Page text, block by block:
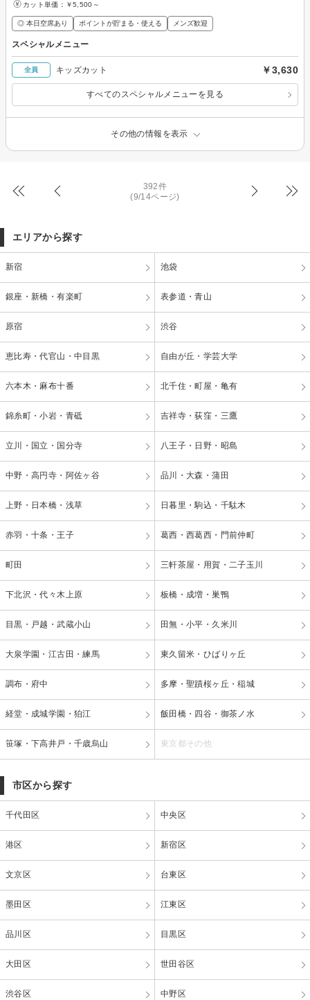
カット単価： ￥5,500～
◎ 本日空席あり ポイントが貯まる・使える メンズ歓迎
スペシャルメニュー
全員 キッズカット ￥3,630
すべてのスペシャルメニューを見る
その他の情報を表示
392件
(9/14ページ)
エリアから探す
新宿 池袋
銀座・新橋・有楽町 表参道・青山
原宿 渋谷
恵比寿・代官山・中目黒 自由が丘・学芸大学
六本木・麻布十番 北千住・町屋・亀有
錦糸町・小岩・青砥 吉祥寺・荻窪・三鷹
立川・国立・国分寺 八王子・日野・昭島
中野・高円寺・阿佐ヶ谷 品川・大森・蒲田
上野・日本橋・浅草 日暮里・駒込・千駄木
赤羽・十条・王子 葛西・西葛西・門前仲町
町田 三軒茶屋・用賀・二子玉川
下北沢・代々木上原 板橋・成増・巣鴨
目黒・戸越・武蔵小山 田無・小平・久米川
大泉学園・江古田・練馬 東久留米・ひばりヶ丘
調布・府中 多摩・聖蹟桜ヶ丘・稲城
経堂・成城学園・狛江 飯田橋・四谷・御茶ノ水
笹塚・下高井戸・千歳烏山 東京都その他
市区から探す
千代田区 中央区
港区 新宿区
文京区 台東区
墨田区 江東区
品川区 目黒区
大田区 世田谷区
渋谷区 中野区